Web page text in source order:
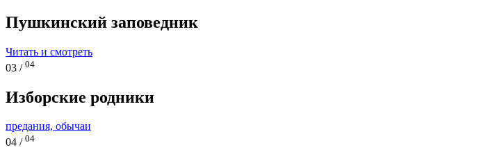
Пушкинский заповедник
Читать и смотреть
03 / 04
Изборские родники
предания, обычаи
04 / 04